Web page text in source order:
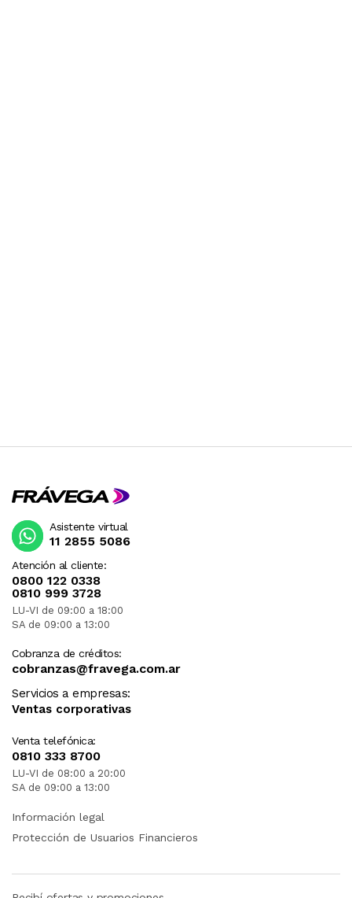
Atención al cliente:
0800 122 0338
0810 999 3728
LU-VI de 09:00 a 18:00
SA de 09:00 a 13:00
Cobranza de créditos:
cobranzas@fravega.com.ar
Servicios a empresas:
Ventas corporativas
Venta telefónica:
0810 333 8700
LU-VI de 08:00 a 20:00
SA de 09:00 a 13:00
Asistente virtual
11 2855 5086
Información legal
Protección de Usuarios Financieros